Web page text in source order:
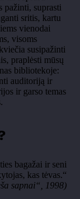
pažinti, suprasti
sritis, kartu
vienodai
visoms
susipažinti
praplėsti mūsų
bibliotekoje:
auditoriją ir
ir garso temas
bagažai ir seni
kas tėvas.“
sapnai“, 1998)